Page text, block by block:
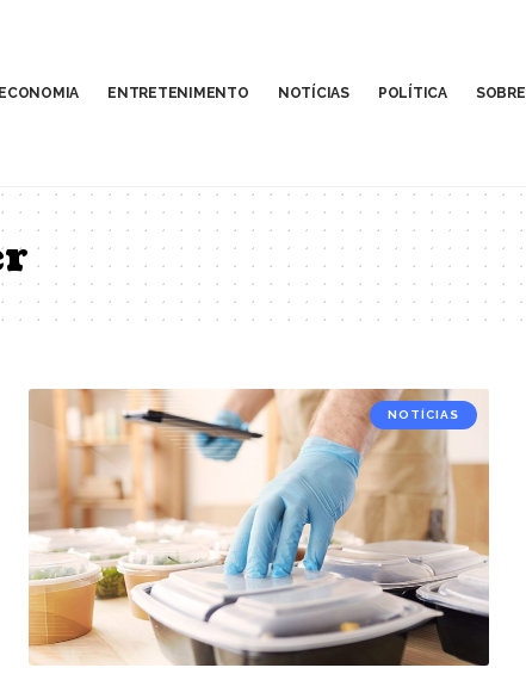
ECONOMIA ENTRETENIMENTO NOTÍCIAS POLÍTICA
NOTÍCIAS